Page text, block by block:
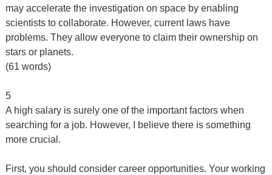
may accelerate the investigation on space by enabling
scientists to collaborate. However, current laws have
problems. They allow everyone to claim their ownership on
stars or planets.
(61 words)
5
A high salary is surely one of the important factors when
searching for a job. However, I believe there is something
more crucial.
First, you should consider career opportunities. Your working